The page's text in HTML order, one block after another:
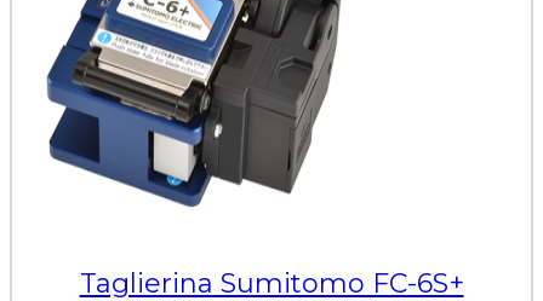
Taglierina Sumitomo FC-6S+